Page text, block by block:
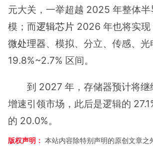
元大关，一举超越 2025 年整体
模；而逻辑芯片 2026 年也将实现
微处理器、模拟、分立、传感、
19.8%~2.7% 区间。
到 2027 年，存储器预计将继
增速引领市场，此后是逻辑的
的 20.0%。
版权声明： 本站内容除特别声明的原创文章之